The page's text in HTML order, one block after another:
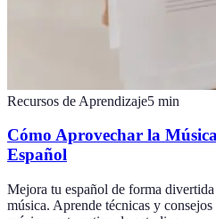
Recursos de Aprendizaje5 min
Cómo Aprovechar la
Español
Mejora tu español de forma
música. Aprende técnicas y